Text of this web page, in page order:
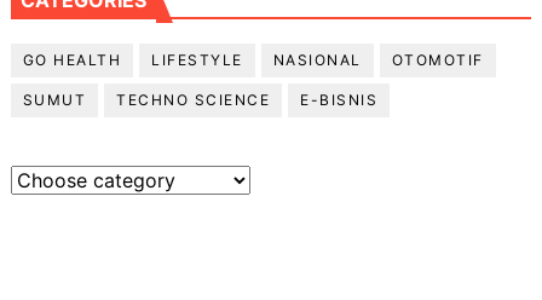
GO HEALTH LIFESTYLE NASIONAL OTOMOTIF
SUMUT TECHNO SCIENCE E-BISNIS